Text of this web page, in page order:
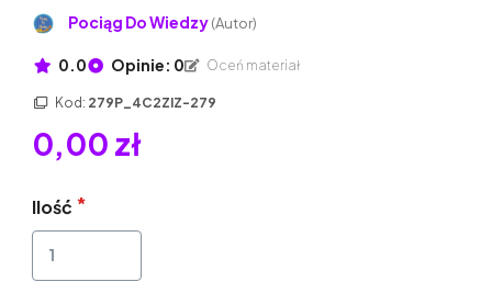
Pociąg Do Wiedzy(Autor)
0.0 Opinie: 0 Oceń materiał
Kod: 279P_4C2ZIZ-279
0,00 zł
Ilość